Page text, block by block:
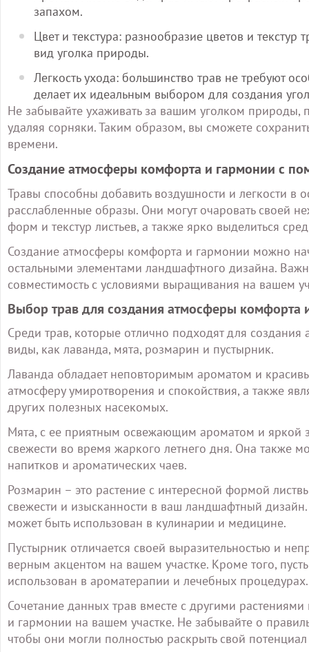
запахом.
Цвет и текстура: разнообразие цветов и
вид уголка природы.
Легкость ухода: большинство трав не требуют
делает их идеальным выбором для создания
Не забывайте ухаживать за вашим уголком
удаляя сорняки. Таким образом, вы сможете
времени.
Создание атмосферы комфорта и гармонии с
Травы способны добавить воздушности и легкости в
расслабленные образы. Они могут очаровать своей
форм и текстур листьев, а также ярко выделиться
Создание атмосферы комфорта и гармонии можно
остальными элементами ландшафтного дизайна.
совместимость с условиями выращивания на вашем
Выбор трав для создания атмосферы комфорта
Среди трав, которые отлично подходят для
виды, как лаванда, мята, розмарин и пустырник.
Лаванда обладает неповторимым ароматом и
атмосферу умиротворения и спокойствия, а также
других полезных насекомых.
Мята, с ее приятным освежающим ароматом и яркой
свежести во время жаркого летнего дня. Она также
напитков и ароматических чаев.
Розмарин – это растение с интересной формой
свежести и изысканности в ваш ландшафтный
может быть использован в кулинарии и медицине.
Пустырник отличается своей выразительностью и
верным акцентом на вашем участке. Кроме того,
использован в ароматерапии и лечебных процедурах.
Сочетание данных трав вместе с другими
и гармонии на вашем участке. Не забывайте о
чтобы они могли полностью раскрыть свой